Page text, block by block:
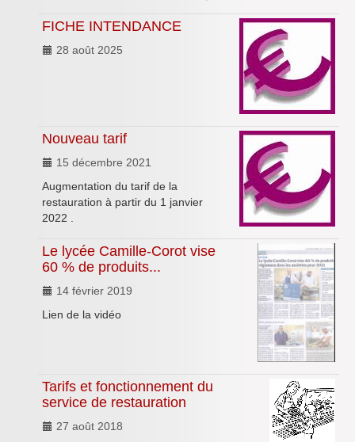
FICHE INTENDANCE
28 août 2025
Nouveau tarif
15 décembre 2021
Augmentation du tarif de la
restauration à partir du 1 janvier
2022 .
Le lycée Camille-Corot vise
60 % de produits...
14 février 2019
Lien de la vidéo
Tarifs et fonctionnement du
service de restauration
27 août 2018